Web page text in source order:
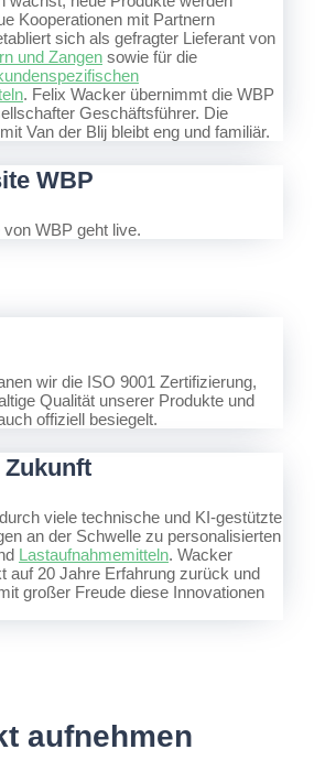
Kooperationen mit Partnern
sich als gefragter Lieferant von
und Zangen sowie für die
. Felix Wacker übernimmt die WBP
Geschäftsführer. Die
Van der Blij bleibt eng und familiär.
WBP
WBP geht live.
wir die ISO 9001 Zertifizierung,
Qualität unserer Produkte und
offiziell besiegelt.
viele technische und KI-gestützte
an der Schwelle zu personalisierten
Lastaufnahmemitteln. Wacker
auf 20 Jahre Erfahrung zurück und
großer Freude diese Innovationen
aufnehmen